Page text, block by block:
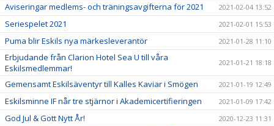
Aviseringar medlems- och träningsavgifterna för 2021 2021-02-04 13:52
Seriespelet 2021 2021-02-01 15:53
Puma blir Eskils nya märkesleverantör 2021-01-28 11:10
Erbjudande från Clarion Hotel Sea U till våra
Eskilsmedlemmar!
2021-01-21 18:18
Gemensamt Eskilsäventyr till Kalles Kaviar i Smögen 2021-01-19 12:49
Eskilsminne IF når tre stjärnor i Akademicertifieringen 2021-01-09 17:42
God Jul & Gott Nytt År! 2020-12-23 11:31